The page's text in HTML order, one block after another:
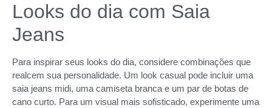
Looks do dia com Saia
Jeans
Para inspirar seus looks do dia, considere combinações que
realcem sua personalidade. Um look casual pode incluir uma
saia jeans midi, uma camiseta branca e um par de botas de
cano curto. Para um visual mais sofisticado, experimente uma